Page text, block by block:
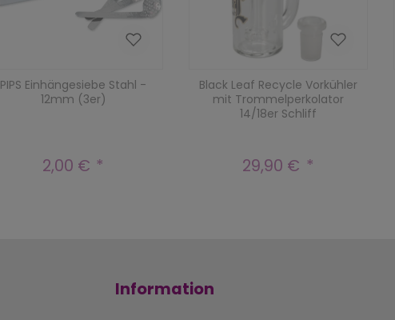
PIPS Einhängesiebe Stahl -
12mm (3er)
Regulärer Preis:
2,00 €
Black Leaf Recycle Vorkühler
mit Trommelperkolator
14/18er Schliff
Regulärer Preis:
29,90 €
Information